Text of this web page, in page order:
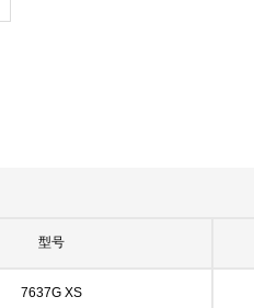
型号
7637G XS